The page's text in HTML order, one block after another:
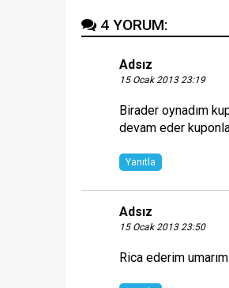
4 YORUM:
Adsız
15 Ocak 2013 23:19
Birader oynadım
devam eder
Yanıtla
Adsız
15 Ocak 2013 23:50
Rica ederim